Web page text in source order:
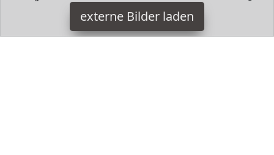
externe Bilder laden
TOM TAILOR
Textilien t Herz Stickerei Passform Regular Fit Arm mit U Boot